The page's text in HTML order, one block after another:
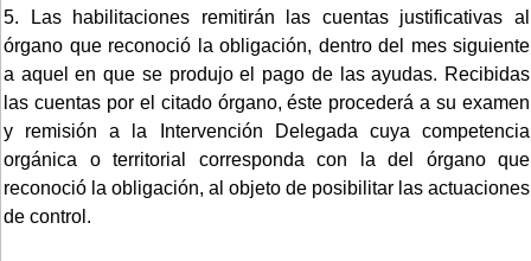
5. Las habilitaciones remitirán las cuentas justificativas al
órgano que reconoció la obligación, dentro del mes siguiente
a aquel en que se produjo el pago de las ayudas. Recibidas
las cuentas por el citado órgano, éste procederá a su examen
y remisión a la Intervención Delegada cuya competencia
orgánica o territorial corresponda con la del órgano que
reconoció la obligación, al objeto de posibilitar las actuaciones
de control.